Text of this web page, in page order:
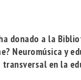
donado a la
Neuromúsica y
en la